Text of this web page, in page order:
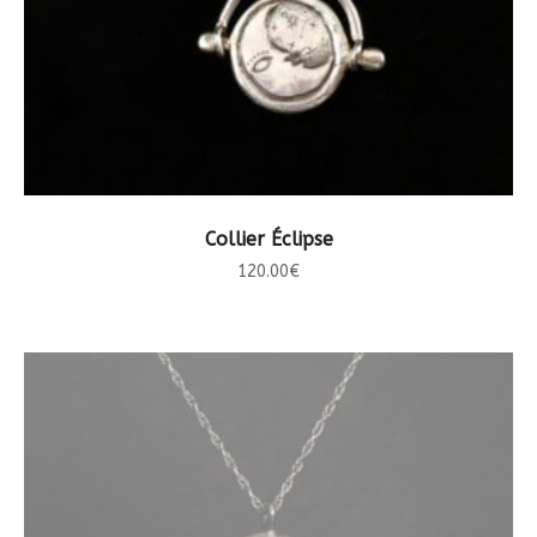
CHOIX DES OPTIONS
Collier Éclipse
120.00€